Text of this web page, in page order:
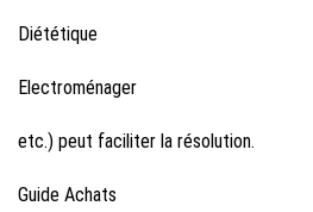
Diététique
Electroménager
etc.) peut faciliter la résolution.
Guide Achats